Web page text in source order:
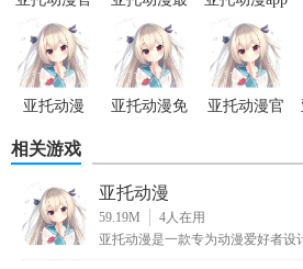
【亚托动漫特色】
1. 丰富资源库：涵盖各类题材、类型
化的观看需求。
2. 智能推荐：根据用户观看历史和偏
方版
新版本
官方免费下
载
亚托动漫
亚托动漫免
亚托动漫官
相关游戏
亚托动漫
59.19M 4人在用
亚托动漫是一款专为动漫爱好者设